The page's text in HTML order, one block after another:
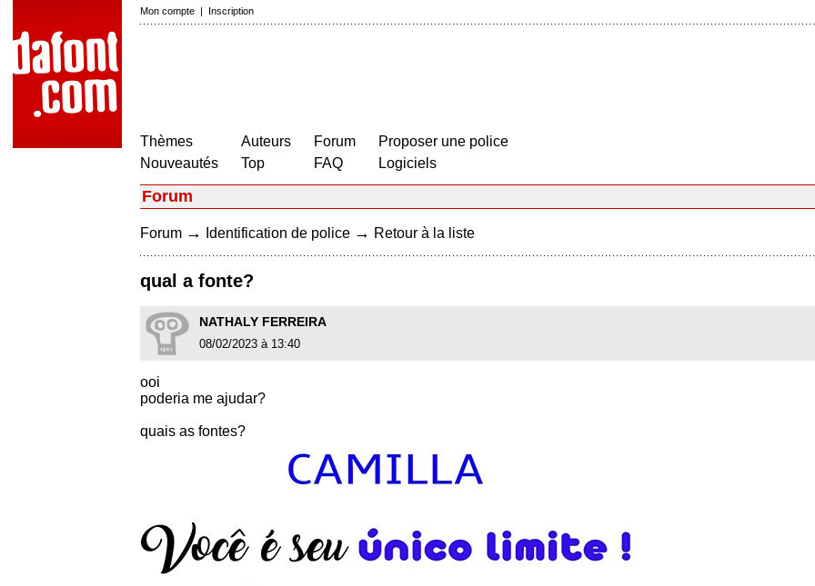
Mon compte | Inscription
Thèmes
Nouveautés
Auteurs
Top
Forum
FAQ
Proposer une police
Logiciels
Forum
Forum → Identification de police → Retour à la liste
qual a fonte?
NATHALY FERREIRA
08/02/2023 à 13:40
ooi
poderia me ajudar?
quais as fontes?